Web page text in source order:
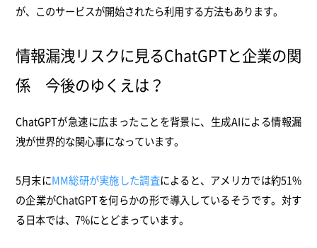
が、このサービスが開始されたら利用する方法もあります。
情報漏洩リスクに見るChatGPTと企業の関
係 今後のゆくえは？
ChatGPTが急速に広まったことを背景に、生成AIによる情報漏
洩が世界的な関心事になっています。
5月末にMM総研が実施した調査によると、アメリカでは約51%
の企業がChatGPTを何らかの形で導入しているそうです。対す
る日本では、7%にとどまっています。